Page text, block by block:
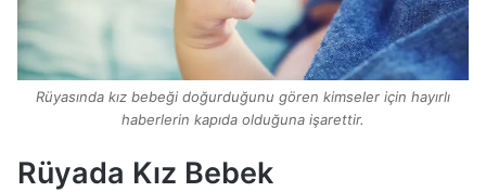
Rüyasında kız bebeği doğurduğunu gören kimseler için hayırlı
haberlerin kapıda olduğuna işarettir.
Rüyada Kız Bebek